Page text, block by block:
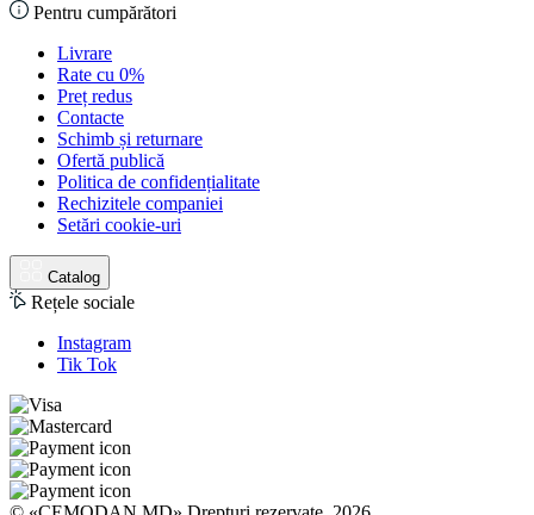
Pentru cumpărători
Livrare
Rate cu 0%
Preț redus
Contacte
Schimb și returnare
Ofertă publică
Politica de confidențialitate
Rechizitele companiei
Setări cookie-uri
Catalog
Rețele sociale
Instagram
Tik Tok